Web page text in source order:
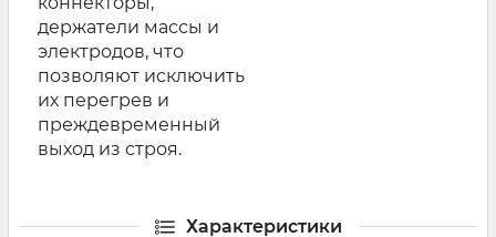
держатели массы и
электродов, что
позволяют исключить
их перегрев и
преждевременный
выход из строя.
Характеристики